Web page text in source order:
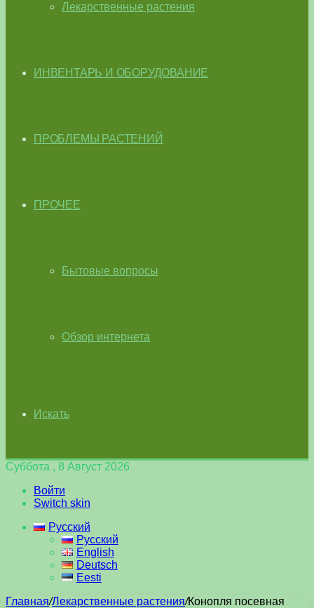
Лекарственные растения
ИНВЕНТАРЬ И ОБОРУДОВАНИЕ
ПРОБЛЕМЫ РАСТЕНИЙ
ПРОЧЕЕ
Бытовые вопросы
Обзор интернета
Искать
Суббота , 8 Август 2026
Войти
Switch skin
Русский
Русский
English
Deutsch
Eesti
Главная/Лекарственные растения/Конопля посевная